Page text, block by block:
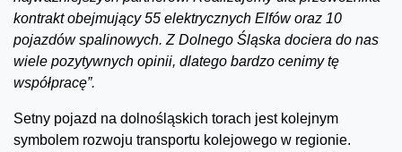
kontrakt obejmujący 55 elektrycznych Elfów oraz 10
pojazdów spalinowych. Z Dolnego Śląska dociera do nas
wiele pozytywnych opinii, dlatego bardzo cenimy tę
współpracę”.
Setny pojazd na dolnośląskich torach jest kolejnym
symbolem rozwoju transportu kolejowego w regionie.